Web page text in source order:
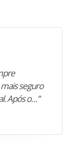
seguro
Após o…”